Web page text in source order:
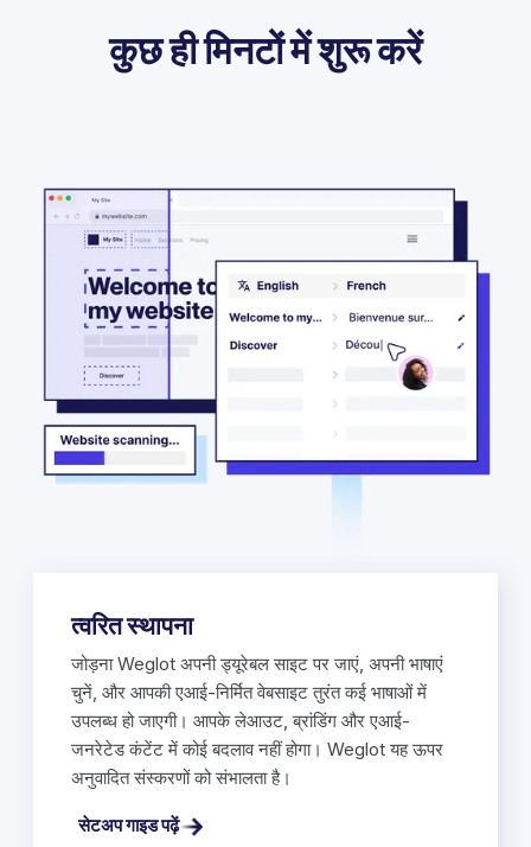
कुछ ही मिनटों में शुरू करें
त्वरित स्थापना
जोड़ना Weglot अपनी ड्यूरेबल साइट पर जाएं, अपनी भाषाएं
चुनें, और आपकी एआई-निर्मित वेबसाइट तुरंत कई भाषाओं में
उपलब्ध हो जाएगी। आपके लेआउट, ब्रांडिंग और एआई-
जनरेटेड कंटेंट में कोई बदलाव नहीं होगा। Weglot यह ऊपर
अनुवादित संस्करणों को संभालता है।
सेटअप गाइड पढ़ें